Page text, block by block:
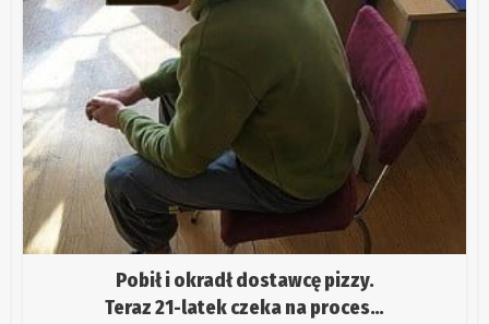
Pobił i okradł dostawcę pizzy.
Teraz 21-latek czeka na proces…